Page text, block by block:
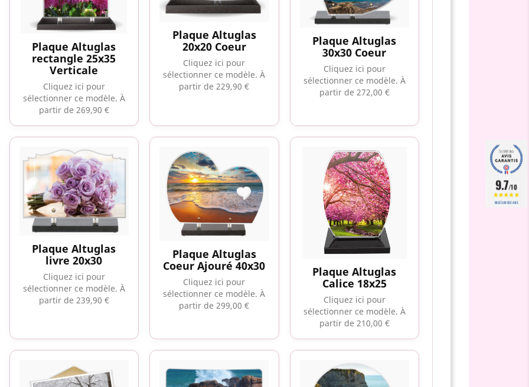
Plaque Altuglas
rectangle 25x35
Verticale
Cliquez ici pour
sélectionner ce modèle. À
partir de 269,90 €
Plaque Altuglas
20x20 Coeur
Cliquez ici pour
sélectionner ce modèle. À
partir de 229,90 €
Plaque Altuglas
30x30 Coeur
Cliquez ici pour
sélectionner ce modèle. À
partir de 272,00 €
Plaque Altuglas
livre 20x30
Cliquez ici pour
sélectionner ce modèle. À
partir de 239,90 €
Plaque Altuglas
Coeur Ajouré 40x30
Cliquez ici pour
sélectionner ce modèle. À
partir de 299,00 €
Plaque Altuglas
Calice 18x25
Cliquez ici pour
sélectionner ce modèle. À
partir de 210,00 €
9.7/10
BASÉ SUR 502 AVIS